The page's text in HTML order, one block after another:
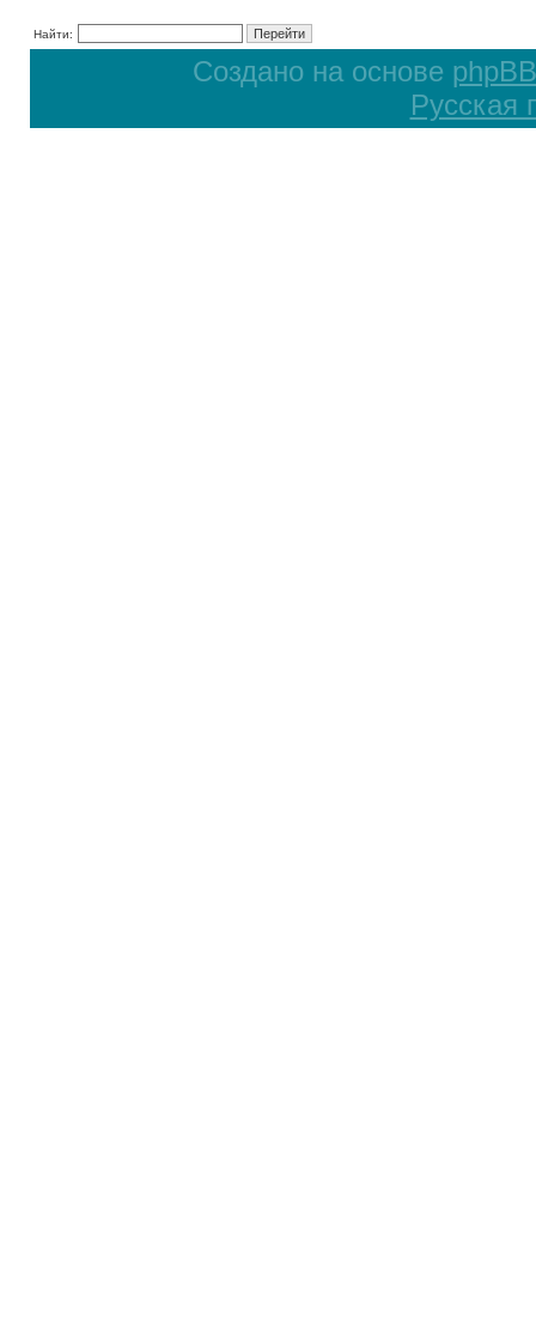
Найти:
Создано на основе phpBB
Русская